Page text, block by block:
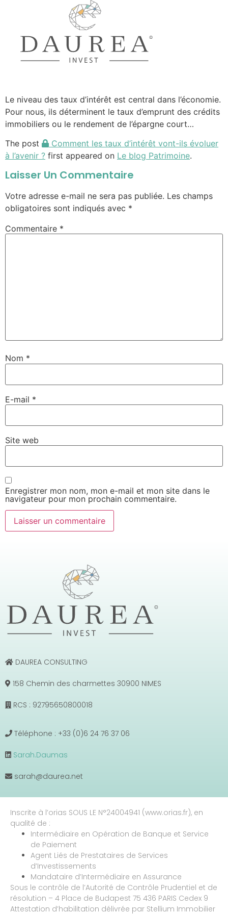
Le niveau des taux d’intérêt est central dans l’économie.
Pour nous, ils déterminent le taux d’emprunt des crédits
immobiliers ou le rendement de l’épargne court…
The post
Comment les taux d’intérêt vont-ils évoluer
à l’avenir ? first appeared on Le blog Patrimoine.
Laisser Un Commentaire
Votre adresse e-mail ne sera pas publiée. Les champs
obligatoires sont indiqués avec *
Commentaire *
Nom *
E-mail *
Site web
Enregistrer mon nom, mon e-mail et mon site dans le
navigateur pour mon prochain commentaire.
DAUREA CONSULTING
158 Chemin des charmettes 30900 NIMES
RCS : 92795650800018
Téléphone : +33 (0)6 24 76 37 06
Sarah.Daumas
sarah@daurea.net
Inscrite à l’orias SOUS LE N°24004941 (www.orias.fr), en
qualité de :
Intermédiaire en Opération de Banque et Service
de Paiement
Agent Liés de Prestataires de Services
d’Investissements
Mandataire d’Intermédiaire en Assurance
Sous le contrôle de l’Autorité de Contrôle Prudentiel et de
résolution – 4 Place de Budapest 75 436 PARIS Cedex 9
Attestation d’habilitation délivrée par Stellium Immobilier